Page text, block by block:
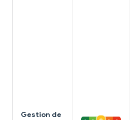
Gestion de